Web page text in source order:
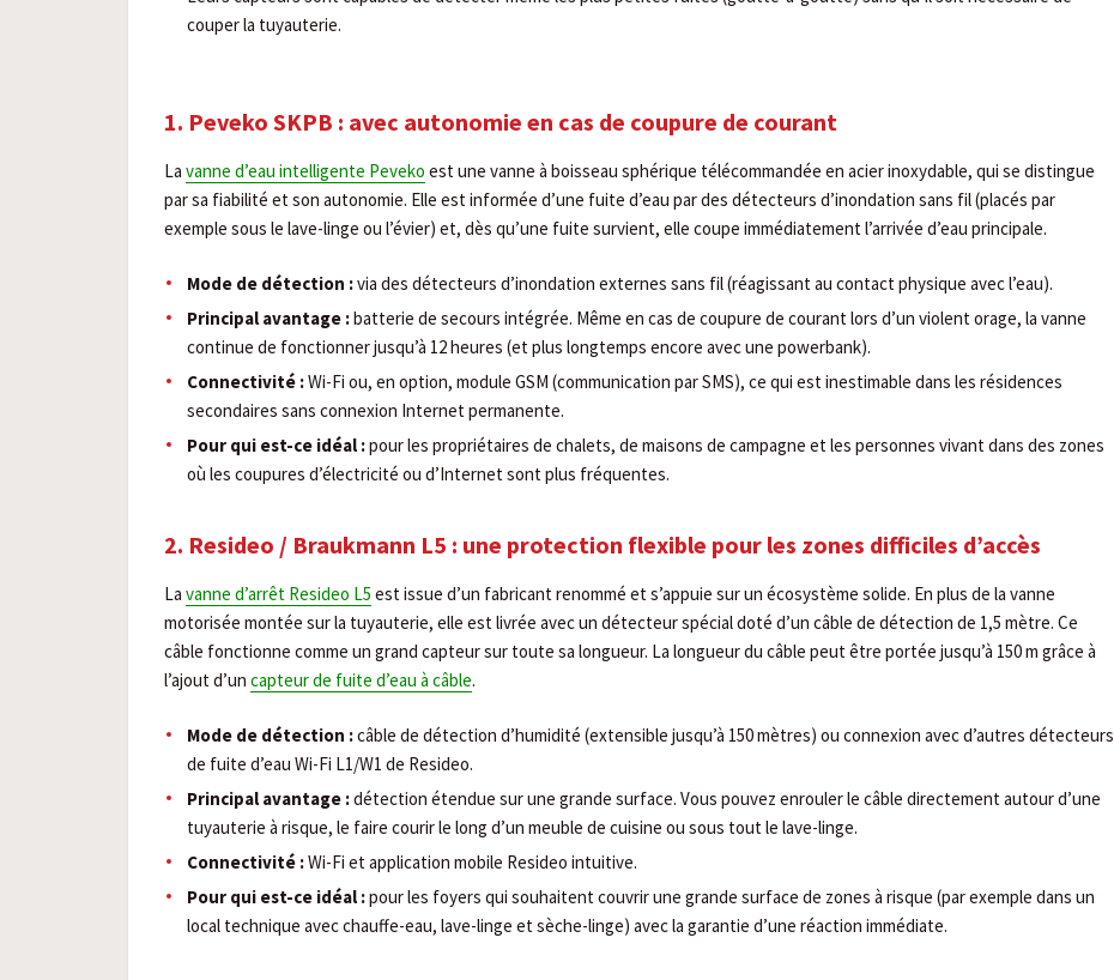
couper la tuyauterie.
1. Peveko SKPB : avec autonomie en cas de coupure de courant
La vanne d’eau intelligente Peveko est une vanne à boisseau sphérique télécommandée en acier inoxydable, qui se distingue
par sa fiabilité et son autonomie. Elle est informée d’une fuite d’eau par des détecteurs d’inondation sans fil (placés par
exemple sous le lave-linge ou l’évier) et, dès qu’une fuite survient, elle coupe immédiatement l’arrivée d’eau principale.
Mode de détection :via des détecteurs d’inondation externes sans fil (réagissant au contact physique avec l’eau).
Principal avantage :batterie de secours intégrée. Même en cas de coupure de courant lors d’un violent orage, la vanne
continue de fonctionner jusqu’à 12 heures (et plus longtemps encore avec une powerbank).
Connectivité :Wi-Fi ou, en option, module GSM (communication par SMS), ce qui est inestimable dans les résidences
secondaires sans connexion Internet permanente.
Pour qui est-ce idéal :pour les propriétaires de chalets, de maisons de campagne et les personnes vivant dans des zones
où les coupures d’électricité ou d’Internet sont plus fréquentes.
2. Resideo / Braukmann L5 : une protection flexible pour les zones difficiles d’accès
La vanne d’arrêt Resideo L5 est issue d’un fabricant renommé et s’appuie sur un écosystème solide. En plus de la vanne
motorisée montée sur la tuyauterie, elle est livrée avec un détecteur spécial doté d’un câble de détection de 1,5 mètre. Ce
câble fonctionne comme un grand capteur sur toute sa longueur. La longueur du câble peut être portée jusqu’à 150 m grâce à
l’ajout d’un capteur de fuite d’eau à câble.
Mode de détection :câble de détection d’humidité (extensible jusqu’à 150 mètres) ou connexion avec d’autres détecteurs
de fuite d’eau Wi-Fi L1/W1 de Resideo.
Principal avantage :détection étendue sur une grande surface. Vous pouvez enrouler le câble directement autour d’une
tuyauterie à risque, le faire courir le long d’un meuble de cuisine ou sous tout le lave-linge.
Connectivité :Wi-Fi et application mobile Resideo intuitive.
Pour qui est-ce idéal :pour les foyers qui souhaitent couvrir une grande surface de zones à risque (par exemple dans un
local technique avec chauffe-eau, lave-linge et sèche-linge) avec la garantie d’une réaction immédiate.